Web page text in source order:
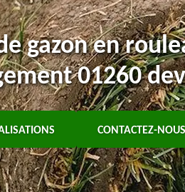
gazon en
01260
CONTACTEZ-NOUS